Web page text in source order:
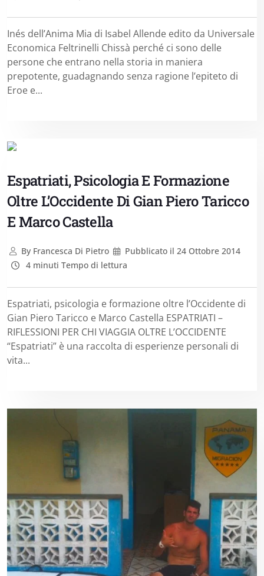
Inés dell’Anima Mia di Isabel Allende edito da Universale
Economica Feltrinelli Chissà perché ci sono delle
persone che entrano nella storia in maniera
prepotente, guadagnando senza ragione l’epiteto di
Eroe e...
Espatriati, Psicologia E Formazione
Oltre L’Occidente Di Gian Piero Taricco
E Marco Castella
ByFrancesca Di Pietro Pubblicato il 24 Ottobre 2014
4 minuti Tempo di lettura
Espatriati, psicologia e formazione oltre l’Occidente di
Gian Piero Taricco e Marco Castella ESPATRIATI –
RIFLESSIONI PER CHI VIAGGIA OLTRE L’OCCIDENTE
“Espatriati” è una raccolta di esperienze personali di
vita...